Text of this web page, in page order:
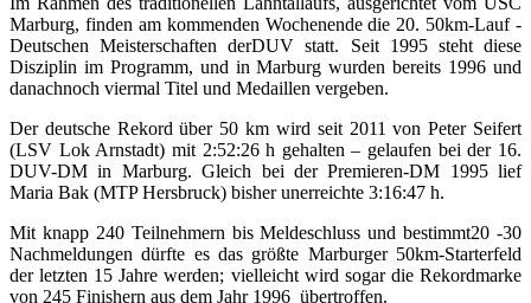
Mit knapp 240 Teilnehmern bis Meldeschluss und bestimmt20 -30
Nachmeldungen dürfte es das größte Marburger 50km-Starterfeld
der letzten 15 Jahre werden; vielleicht wird sogar die Rekordmarke
von 245 Finishern aus dem Jahr 1996 übertroffen.
Kategorie:Meisterschaften
Veröffentlicht: 14. Dezember 2017
Meisterschaften 2015 im Ultralanglauf
Im Jahr 2015 finden fünf deutsche Meisterschaften der DUV und
des DLV (100km) statt: